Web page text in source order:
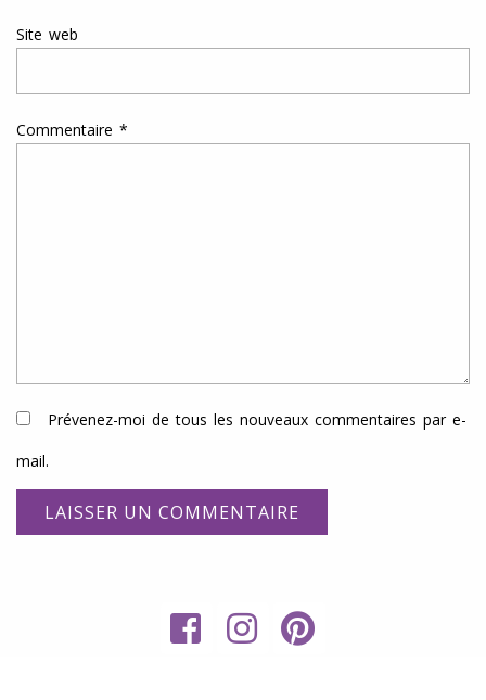
Site web
Commentaire *
Prévenez-moi de tous les nouveaux commentaires par e-
mail.